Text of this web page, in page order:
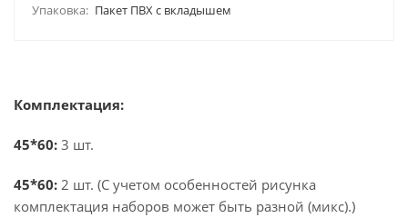
Упаковка: Пакет ПВХ с вкладышем
Комплектация:
45*60: 3 шт.
45*60: 2 шт. (С учетом особенностей рисунка
комплектация наборов может быть разной (микс).)